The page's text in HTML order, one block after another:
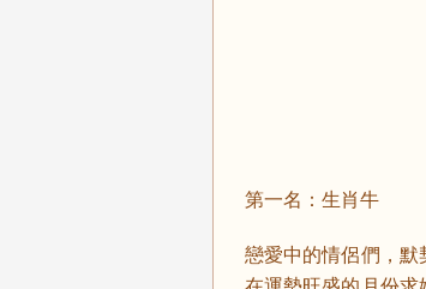
第一名：生肖牛
戀愛中的情侶們，默